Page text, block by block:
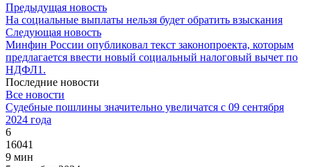
Предыдущая новость
На социальные выплаты нельзя будет обратить взыскания
Следующая новость
Минфин России опубликовал текст законопроекта, которым
предлагается ввести новый социальный налоговый вычет по
НДФЛ1.
Последние новости
Все новости
Судебные пошлины значительно увеличатся с 09 сентября
2024 года
6
16041
9 мин